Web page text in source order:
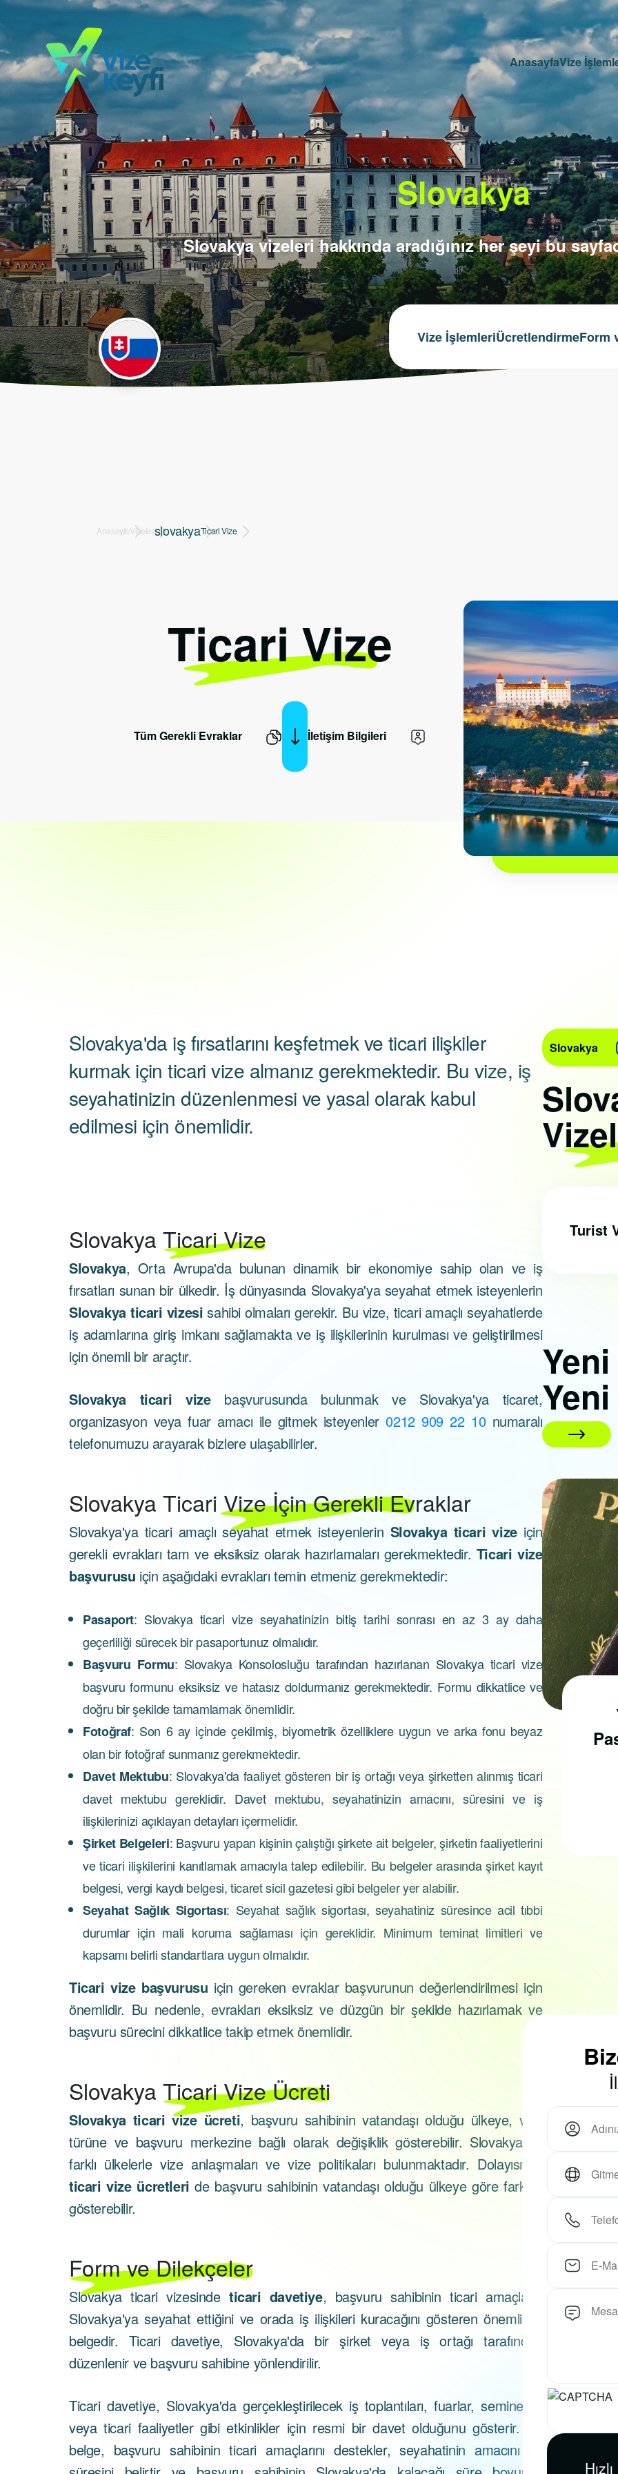
AnasayfaVize
Slovakya
Slovakya vizeleri hakkında aradığınız her şeyi bu
Vize İşlemleriÜcretlendirmeForm
AnasayfaVizelerslovakyaTicari Vize
Ticari Vize
Tüm Gerekli Evraklar İletişim Bilgileri
Slovakya'da iş fırsatlarını keşfetmek ve ticari ilişkiler
kurmak için ticari vize almanız gerekmektedir. Bu vize, iş
seyahatinizin düzenlenmesi ve yasal olarak kabul
edilmesi için önemlidir.
SlovakyaTicari Vize
Slovakya, Orta Avrupa'da bulunan dinamik bir ekonomiye sahip olan ve iş
fırsatları sunan bir ülkedir. İş dünyasında Slovakya'ya seyahat etmek isteyenlerin
Slovakya ticari vizesi sahibi olmaları gerekir. Bu vize, ticari amaçlı seyahatlerde
iş adamlarına giriş imkanı sağlamakta ve iş ilişkilerinin kurulması ve geliştirilmesi
için önemli bir araçtır.
Slovakya ticari vizebaşvurusunda bulunmak ve Slovakya'ya ticaret,
organizasyon veya fuar amacı ile gitmek isteyenler 0212 909 22 10numaralı
telefonumuzu arayarak bizlere ulaşabilirler.
SlovakyaTicari Vize İçin Gerekli Evraklar
Slovakya'ya ticari amaçlı seyahat etmek isteyenlerin Slovakya ticari vizeiçin
gerekli evrakları tam ve eksiksiz olarak hazırlamaları gerekmektedir. Ticari vize
başvurusu için aşağıdaki evrakları temin etmeniz gerekmektedir:
Pasaport: Slovakya ticari vize seyahatinizin bitiş tarihi sonrası en az 3 ay daha
geçerliliği sürecek bir pasaportunuz olmalıdır.
Başvuru Formu: Slovakya Konsolosluğu tarafından hazırlanan Slovakya ticari vize
başvuru formunu eksiksiz ve hatasız doldurmanız gerekmektedir. Formu dikkatlice ve
doğru bir şekilde tamamlamak önemlidir.
Fotoğraf: Son 6 ay içinde çekilmiş, biyometrik özelliklere uygun ve arka fonu beyaz
olan bir fotoğraf sunmanız gerekmektedir.
Davet Mektubu: Slovakya'da faaliyet gösteren bir iş ortağı veya şirketten alınmış ticari
davet mektubu gereklidir. Davet mektubu, seyahatinizin amacını, süresini ve iş
ilişkilerinizi açıklayan detayları içermelidir.
Şirket Belgeleri: Başvuru yapan kişinin çalıştığı şirkete ait belgeler, şirketin faaliyetlerini
ve ticari ilişkilerini kanıtlamak amacıyla talep edilebilir. Bu belgeler arasında şirket kayıt
belgesi, vergi kaydı belgesi, ticaret sicil gazetesi gibi belgeler yer alabilir.
Seyahat Sağlık Sigortası: Seyahat sağlık sigortası, seyahatiniz süresince acil tıbbi
durumlar için mali koruma sağlaması için gereklidir. Minimum teminat limitleri ve
kapsamı belirli standartlara uygun olmalıdır.
Ticari vize başvurusu için gereken evraklar başvurunun değerlendirilmesi için
önemlidir. Bu nedenle, evrakları eksiksiz ve düzgün bir şekilde hazırlamak ve
başvuru sürecini dikkatlice takip etmek önemlidir.
SlovakyaTicari Vize Ücreti
Slovakya ticari vize ücreti, başvuru sahibinin vatandaşı olduğu ülkeye, vize
türüne ve başvuru merkezine bağlı olarak değişiklik gösterebilir. Slovakya'nın
farklı ülkelerle vize anlaşmaları ve vize politikaları bulunmaktadır. Dolayısıyla,
ticari vize ücretleri de başvuru sahibinin vatandaşı olduğu ülkeye göre farklılık
gösterebilir.
Form ve Dilekçeler
Slovakya ticari vizesinde ticari davetiye, başvuru sahibinin ticari amaçlarla
Slovakya'ya seyahat ettiğini ve orada iş ilişkileri kuracağını gösteren önemli bir
belgedir. Ticari davetiye, Slovakya'da bir şirket veya iş ortağı tarafından
düzenlenir ve başvuru sahibine yönlendirilir.
Ticari davetiye, Slovakya'da gerçekleştirilecek iş toplantıları, fuarlar, seminerler
veya ticari faaliyetler gibi etkinlikler için resmi bir davet olduğunu gösterir. Bu
belge, başvuru sahibinin ticari amaçlarını destekler, seyahatinin amacını ve
Slovakya
Turist
Yeni
01 Nisan 2026
Alınır?
Pasaport almak için, ilk
randevusu almak
gerekmektedir...